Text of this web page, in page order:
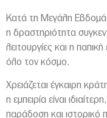
Κατά τη Μεγάλη
η δραστηριότητα
λειτουργίες και η
όλο τον κόσμο.
Χρειάζεται έγκαιρη
η εμπειρία είναι
παράδοση και ιστορικό